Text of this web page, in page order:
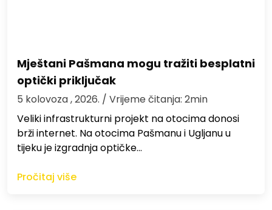
Mještani Pašmana mogu tražiti besplatni
optički priključak
5 kolovoza , 2026. / Vrijeme čitanja: 2min
Veliki infrastrukturni projekt na otocima donosi
brži internet. Na otocima Pašmanu i Ugljanu u
tijeku je izgradnja optičke…
Pročitaj više